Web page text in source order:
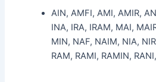
AIN, AMFI, AMI, AMIR,
INA, IRA, IRAM, MAI,
MIN, NAF, NAIM, NIA,
RAM, RAMI, RAMIN,